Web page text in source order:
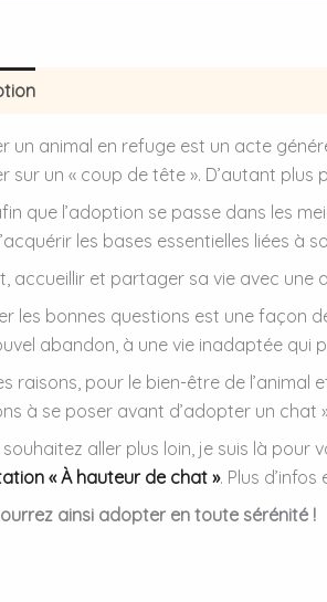
un animal en refuge est un acte
sur un « coup de tête ». D’autant
que l’adoption se passe dans les
les bases essentielles liées à
accueillir et partager sa vie avec une
les bonnes questions est une façon
abandon, à une vie inadaptée
raisons, pour le bien-être de l’animal
à se poser avant d’adopter un chat
souhaitez aller plus loin, je suis là
« À hauteur de chat ». Plus
ainsi adopter en toute sérénité !